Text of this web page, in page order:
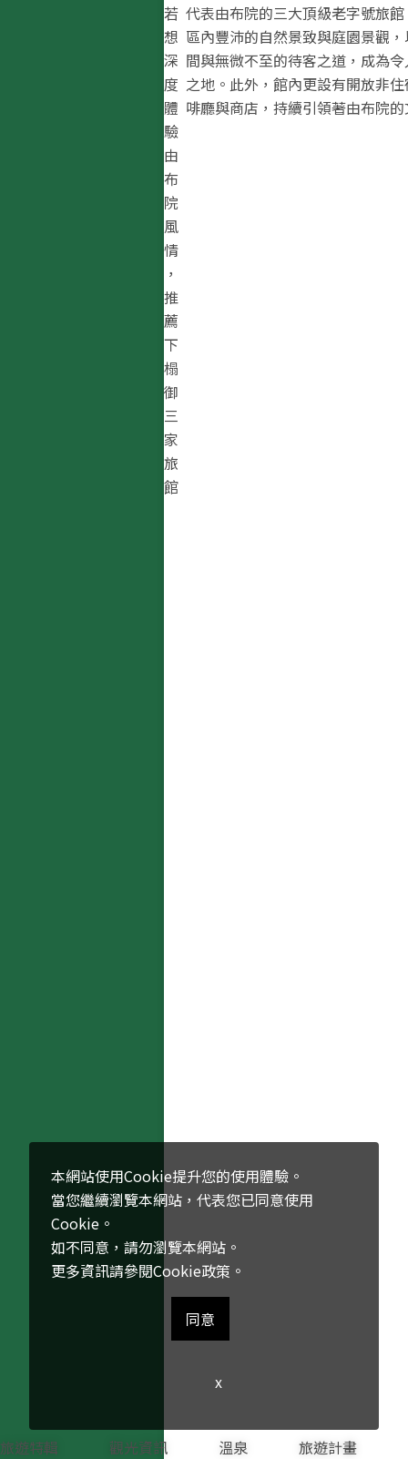
若
想
深
度
體
驗
由
布
院
風
情
，
推
薦
下
榻
御
三
家
旅
館
代表由布院的三大頂級老字號旅
區內豐沛的自然景致與庭園景觀
間與無微不至的待客之道，成為
之地。此外，館內更設有開放非
啡廳與商店，持續引領著由布院
旅遊特輯 觀光資訊 溫泉 旅遊計畫
本網站使用Cookie提升您的使用體驗。
當您繼續瀏覽本網站，代表您已同意使用
Cookie。
如不同意，請勿瀏覽本網站。
更多資訊請參閱Cookie政策 。
同意
x